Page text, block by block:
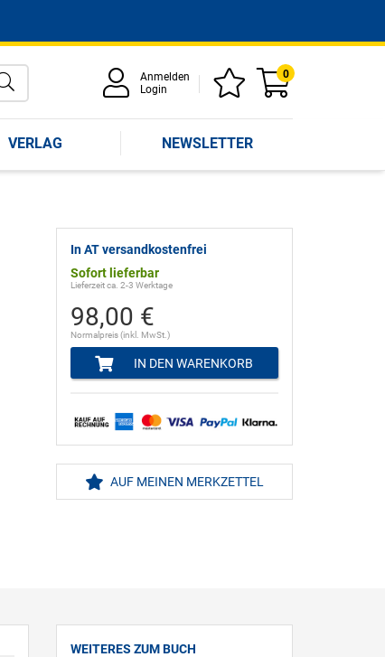
Anmelden
Login
0
VERLAG NEWSLETTER
In AT versandkostenfrei
Sofort lieferbar
Lieferzeit ca. 2-3 Werktage
98,00 €
Normalpreis (inkl. MwSt.)
IN DEN WARENKORB
AUF MEINEN MERKZETTEL
WEITERES ZUM BUCH